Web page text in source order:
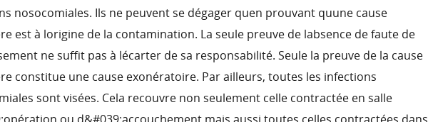
nosocomiales. Ils ne peuvent se dégager quen prouvant quune cause
est à lorigine de la contamination. La seule preuve de labsence de faute de
ne suffit pas à lécarter de sa responsabilité. Seule la preuve de la cause
constitue une cause exonératoire. Par ailleurs, toutes les infections
sont visées. Cela recouvre non seulement celle contractée en salle